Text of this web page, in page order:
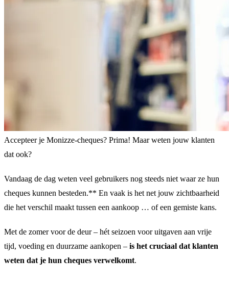
Accepteer je Monizze-cheques? Prima! Maar weten jouw klanten
dat ook?
Vandaag de dag weten veel gebruikers nog steeds niet waar ze hun
cheques kunnen besteden.** En vaak is het net jouw zichtbaarheid
die het verschil maakt tussen een aankoop … of een gemiste kans.
Met de zomer voor de deur – hét seizoen voor uitgaven aan vrije
tijd, voeding en duurzame aankopen – is het cruciaal dat klanten
weten dat je hun cheques verwelkomt.